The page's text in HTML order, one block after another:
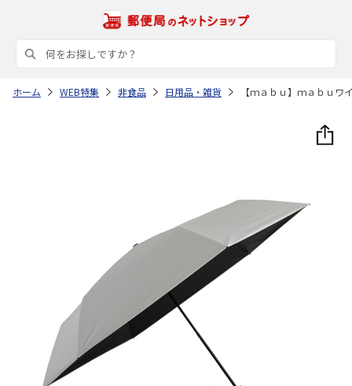
ホーム WEB特集 非食品 日用品・雑貨 【ｍａｂｕ】ｍａｂｕ